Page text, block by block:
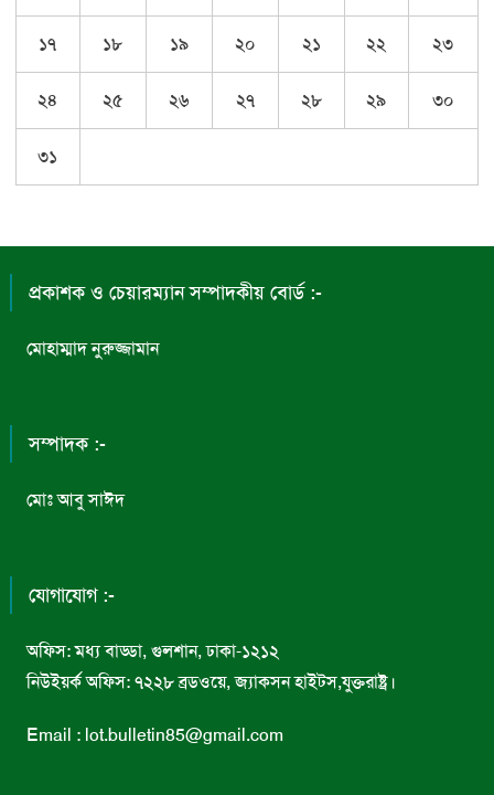
১৭ ১৮ ১৯ ২০ ২১ ২২ ২৩
২৪ ২৫ ২৬ ২৭ ২৮ ২৯ ৩০
৩১
প্রকাশক ও চেয়ারম্যান সম্পাদকীয় বোর্ড :-
মোহাম্মাদ নুরুজ্জামান
সম্পাদক :-
মোঃ আবু সাঈদ
যোগাযোগ :-
অফিস: মধ্য বাড্ডা, গুলশান, ঢাকা-১২১২
নিউইয়র্ক অফিস: ৭২২৮ ব্রডওয়ে, জ্যাকসন হাইটস,যুক্তরাষ্ট্র।
Email : lot.bulletin85@gmail.com